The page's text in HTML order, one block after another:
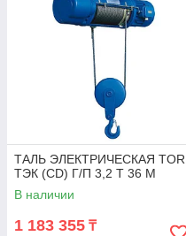
ТАЛЬ ЭЛЕКТРИЧЕСКАЯ TOR
ТЭК (CD) Г/П 3,2 Т 36 М
В наличии
1 183 355 ₸